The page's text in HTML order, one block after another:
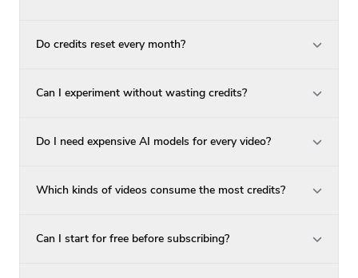
Do credits reset every month?
Can I experiment without wasting credits?
Do I need expensive AI models for every video?
Which kinds of videos consume the most credits?
Can I start for free before subscribing?